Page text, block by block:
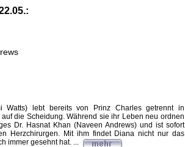
Watts) lebt bereits von Prinz Charles getrennt in
die Scheidung. Während sie ihr Leben neu ordnen
Dr. Hasnat Khan (Naveen Andrews) und ist sofort
Herzchirurgen. Mit ihm findet Diana nicht nur das
immer gesehnt hat. ...